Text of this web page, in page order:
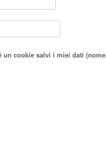
un cookie salvi i miei dati